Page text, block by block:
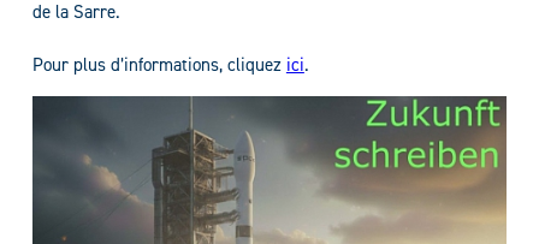
de la Sarre.
Pour plus d’informations, cliquez ici.